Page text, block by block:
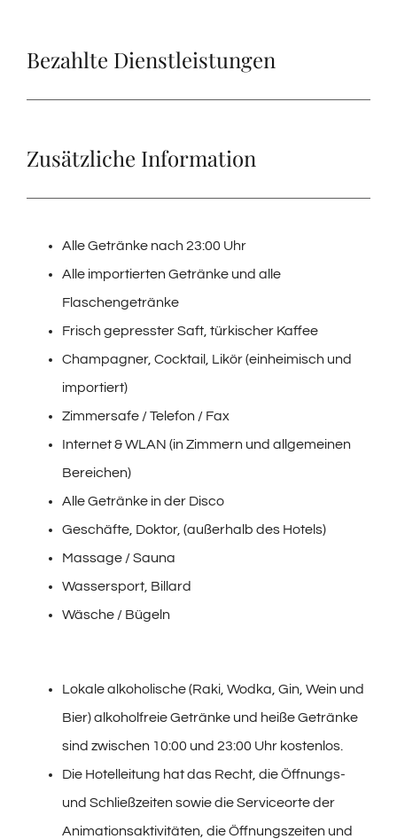
Bezahlte Dienstleistungen
Zusätzliche Information
Alle Getränke nach 23:00 Uhr
Alle importierten Getränke und alle
Flaschengetränke
Frisch gepresster Saft, türkischer Kaffee
Champagner, Cocktail, Likör (einheimisch und
importiert)
Zimmersafe / Telefon / Fax
Internet & WLAN (in Zimmern und allgemeinen
Bereichen)
Alle Getränke in der Disco
Geschäfte, Doktor, (außerhalb des Hotels)
Massage / Sauna
Wassersport, Billard
Wäsche / Bügeln
Lokale alkoholische (Raki, Wodka, Gin, Wein und
Bier) alkoholfreie Getränke und heiße Getränke
sind zwischen 10:00 und 23:00 Uhr kostenlos.
Die Hotelleitung hat das Recht, die Öffnungs-
und Schließzeiten sowie die Serviceorte der
Animationsaktivitäten, die Öffnungszeiten und